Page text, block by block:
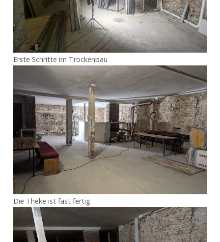
Erste Schritte im Trockenbau
Die Theke ist fast fertig